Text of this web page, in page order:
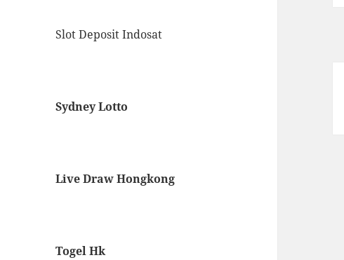
Slot Deposit Indosat
Sydney Lotto
Live Draw Hongkong
Togel Hk